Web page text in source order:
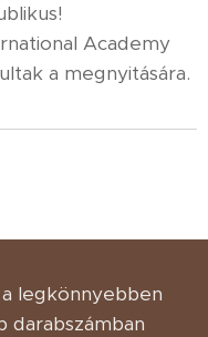
Academy
a megnyitására.
legkönnyebben
darabszámban